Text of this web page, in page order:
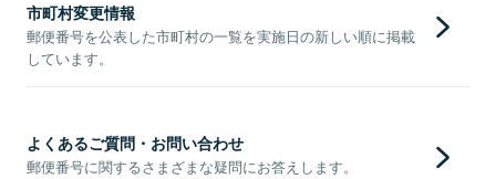
市町村変更情報
郵便番号を公表した市町村の一覧を実施日の新しい順に掲載
しています。
よくあるご質問・お問い合わせ
郵便番号に関するさまざまな疑問にお答えします。